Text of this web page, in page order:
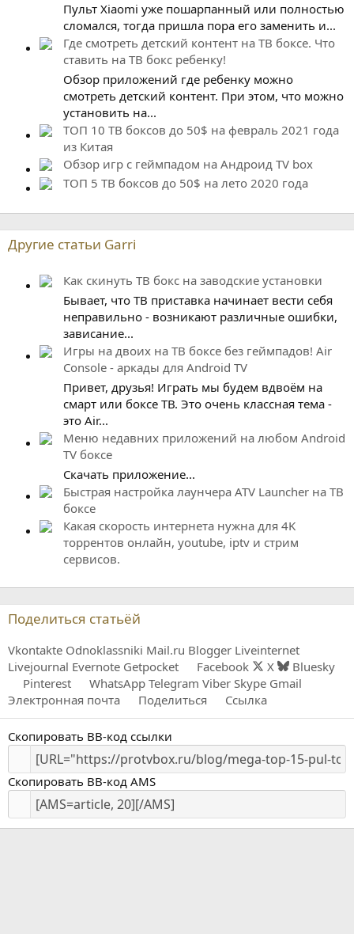
Пульт Xiaomi уже пошарпанный или полностью
сломался, тогда пришла пора его заменить и...
Где смотреть детский контент на ТВ боксе. Что
ставить на ТВ бокс ребенку!
Обзор приложений где ребенку можно
смотреть детский контент. При этом, что можно
установить на...
ТОП 10 ТВ боксов до 50$ на февраль 2021 года
из Китая
Обзор игр с геймпадом на Андроид TV box
ТОП 5 ТВ боксов до 50$ на лето 2020 года
Другие статьи Garri
Как скинуть ТВ бокс на заводские установки
Бывает, что ТВ приставка начинает вести себя
неправильно - возникают различные ошибки,
зависание...
Игры на двоих на ТВ боксе без геймпадов! Air
Console - аркады для Android TV
Привет, друзья! Играть мы будем вдвоём на
смарт или боксе ТВ. Это очень классная тема -
это Air...
Меню недавних приложений на любом Android
TV боксе
Скачать приложение...
Быстрая настройка лаунчера ATV Launcher на ТВ
боксе
Какая скорость интернета нужна для 4K
торрентов онлайн, youtube, iptv и стрим
сервисов.
Поделиться статьёй
Vkontakte Odnoklassniki Mail.ru Blogger Liveinternet
Livejournal Evernote Getpocket Facebook X
Bluesky
Pinterest
WhatsApp Telegram Viber Skype Gmail
Электронная почта
Поделиться Ссылка
Скопировать BB-код ссылки
Скопировать BB-код AMS